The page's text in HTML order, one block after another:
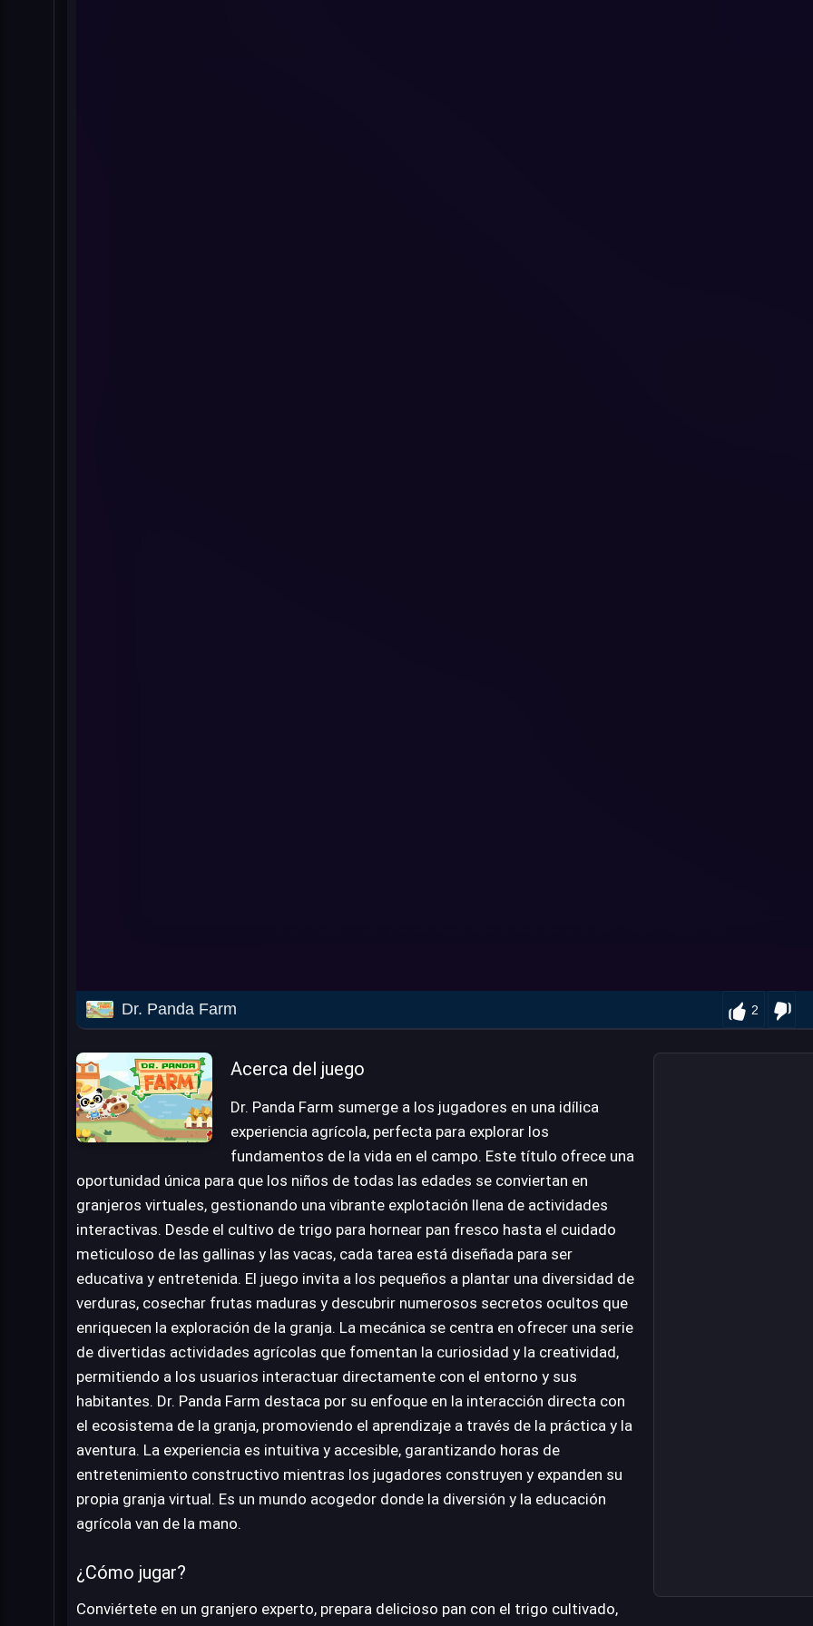
Dr. Panda Farm 2
Acerca del juego
Dr. Panda Farm sumerge a los jugadores en una idílica
experiencia agrícola, perfecta para explorar los
fundamentos de la vida en el campo. Este título ofrece una
oportunidad única para que los niños de todas las edades se conviertan en
granjeros virtuales, gestionando una vibrante explotación llena de actividades
interactivas. Desde el cultivo de trigo para hornear pan fresco hasta el cuidado
meticuloso de las gallinas y las vacas, cada tarea está diseñada para ser
educativa y entretenida. El juego invita a los pequeños a plantar una diversidad de
verduras, cosechar frutas maduras y descubrir numerosos secretos ocultos que
enriquecen la exploración de la granja. La mecánica se centra en ofrecer una serie
de divertidas actividades agrícolas que fomentan la curiosidad y la creatividad,
permitiendo a los usuarios interactuar directamente con el entorno y sus
habitantes. Dr. Panda Farm destaca por su enfoque en la interacción directa con
el ecosistema de la granja, promoviendo el aprendizaje a través de la práctica y la
aventura. La experiencia es intuitiva y accesible, garantizando horas de
entretenimiento constructivo mientras los jugadores construyen y expanden su
propia granja virtual. Es un mundo acogedor donde la diversión y la educación
agrícola van de la mano.
¿Cómo jugar?
Conviértete en un granjero experto, prepara delicioso pan con el trigo cultivado,